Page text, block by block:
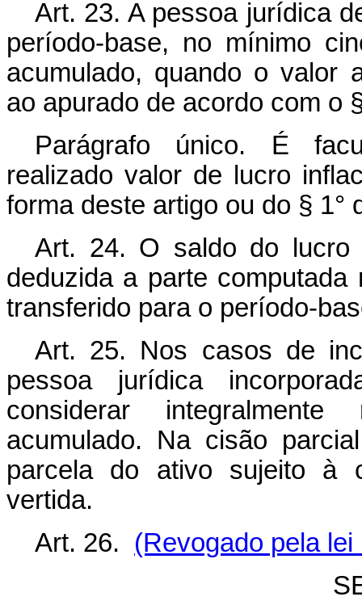
Art. 23. A pessoa jurídica
período-base, no mínimo
acumulado, quando o valor
ao apurado de acordo com o
Parágrafo único. É
realizado valor de lucro
forma deste artigo ou do § 1°
Art. 24. O saldo do lucro
deduzida a parte
transferido para o período-
Art. 25. Nos casos de
pessoa jurídica
considerar
acumulado. Na cisão
parcela do ativo sujeito à
vertida.
Art. 26. (Revogado pela lei